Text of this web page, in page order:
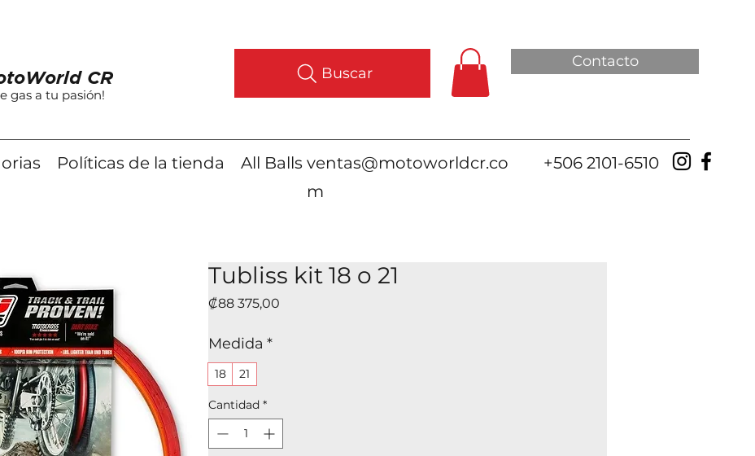
CR
gas a tu pasión!
Buscar
Contacto
Políticas de la tienda All Balls ventas@motoworldcr.co
m
+506 2101-6510
Tubliss kit 18 o 21
₡88 375,00
Medida *
18 21
Cantidad *